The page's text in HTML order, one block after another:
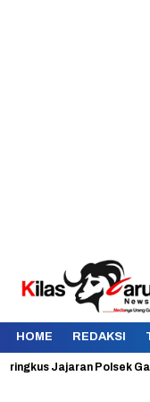
HOME REDAKSI
Jajaran Polsek Garut